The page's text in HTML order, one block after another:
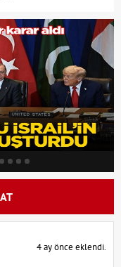
4 ay önce eklendi.